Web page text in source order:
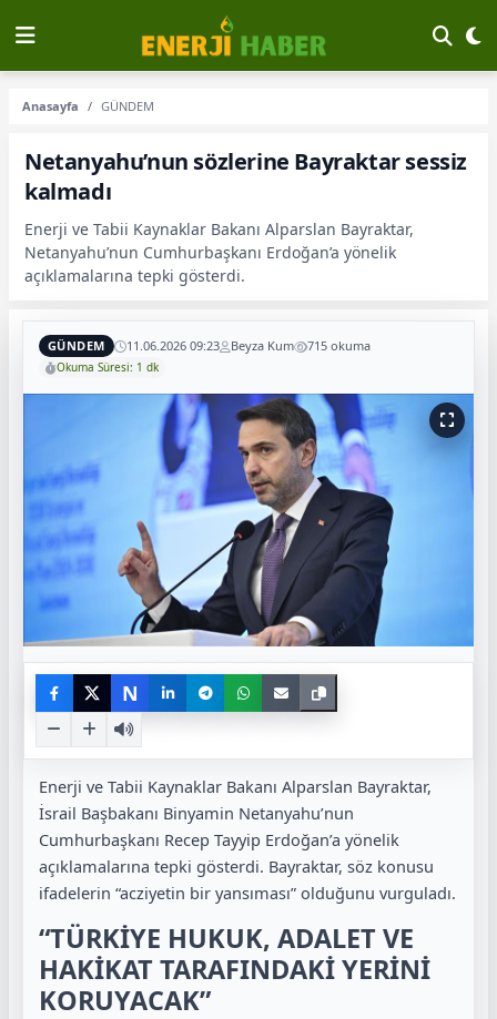
Anasayfa GÜNDEM
Netanyahu’nun sözlerine Bayraktar sessiz
kalmadı
Enerji ve Tabii Kaynaklar Bakanı Alparslan Bayraktar,
Netanyahu’nun Cumhurbaşkanı Erdoğan’a yönelik
açıklamalarına tepki gösterdi.
GÜNDEM 11.06.2026 09:23 Beyza Kum 715 okuma
Okuma Süresi: 1 dk
N
Enerji ve Tabii Kaynaklar Bakanı Alparslan Bayraktar,
İsrail Başbakanı Binyamin Netanyahu’nun
Cumhurbaşkanı Recep Tayyip Erdoğan’a yönelik
açıklamalarına tepki gösterdi. Bayraktar, söz konusu
ifadelerin “acziyetin bir yansıması” olduğunu vurguladı.
“TÜRKİYE HUKUK, ADALET VE
HAKİKAT TARAFINDAKİ YERİNİ
KORUYACAK”